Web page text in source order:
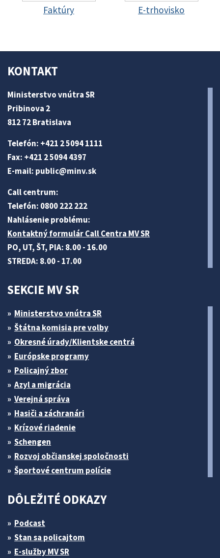
Faktúry E-trhovisko
KONTAKT
Ministerstvo vnútra SR
Pribinova 2
812 72 Bratislava
Telefón: +421 2 5094 1111
Fax: +421 2 5094 4397
E-mail: public@minv.sk
Call centrum:
Telefón: 0800 222 222
Nahlásenie problému:
Kontaktný formulár Call Centra MV SR
PO, UT, ŠT, PIA: 8.00 - 16.00
STREDA: 8.00 - 17.00
SEKCIE MV SR
Ministerstvo vnútra SR
Štátna komisia pre volby
Okresné úrady/Klientske centrá
Európske programy
Policajný zbor
Azyl a migrácia
Verejná správa
Hasiči a záchranári
Krízové riadenie
Schengen
Rozvoj občianskej spoločnosti
Športové centrum polície
DÔLEŽITÉ ODKAZY
Podcast
Stan sa policajtom
E-služby MV SR